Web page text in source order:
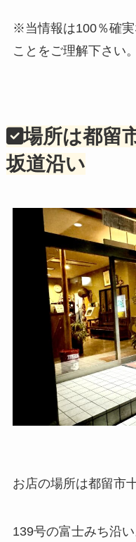
※当情報は100％確
ことをご理解下さい。
場所は都留
坂道沿い
お店の場所は都留市
139号の富士みち沿